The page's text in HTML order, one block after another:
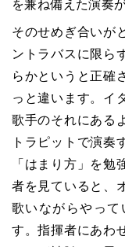
を兼ね備えた演奏
そのせめぎ合いが
ントラバスに限ら
らかというと正確
っと違います。イ
歌手のそれにある
トラピットで演奏
「はまり方」を勉
者を見ていると、
歌いながらやっ
す。指揮者にあわ